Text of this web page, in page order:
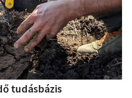
tudásbázis